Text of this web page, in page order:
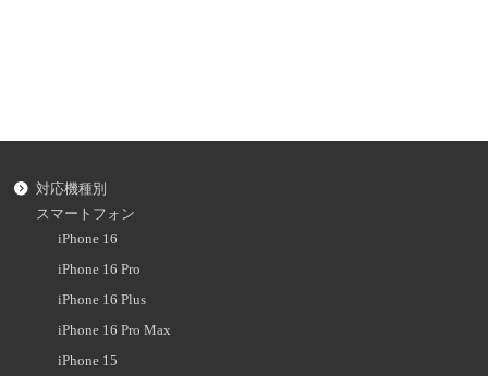
対応機種別
スマートフォン
iPhone 16
iPhone 16 Pro
iPhone 16 Plus
iPhone 16 Pro Max
iPhone 15